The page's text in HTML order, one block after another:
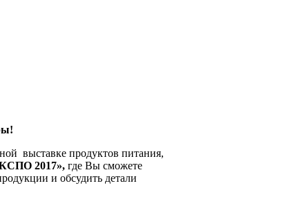
выставке продуктов питания,
2017», где Вы сможете
и обсудить детали